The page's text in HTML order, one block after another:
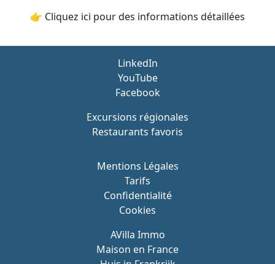
👉 Cliquez ici pour des informations détaillées
Mentions Légales
Tarifs
Confidentialité
Cookies
AVilla Immo
Maison en France
LinkedIn
YouTube
Facebook
Excursions régionales
Restaurants favoris